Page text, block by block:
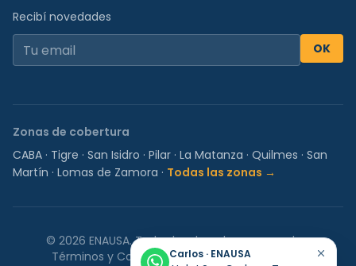
Recibí novedades
OK
Zonas de cobertura
CABA · Tigre · San Isidro · Pilar · La Matanza · Quilmes · San
Martín · Lomas de Zamora · Todas las zonas →
© 2026 ENAUSA.Todos los derechos reservados.
Términos y CondicionesPolítica de Privacidad
Carlos · ENAUSA